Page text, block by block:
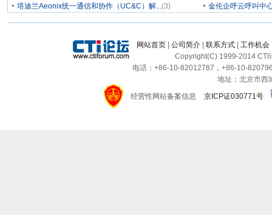
塔迪兰Aeonix统一通信和协作（UC&C）解...(3) 金伦企呼云呼叫中
网站首页 公司简介 联系方式 工作机会
Copyright(C) 1999-2014 CTI
电话：+86-10-82012787，+86-10-
地址：北京市西
经营性网站备案信息
京ICP证030771号